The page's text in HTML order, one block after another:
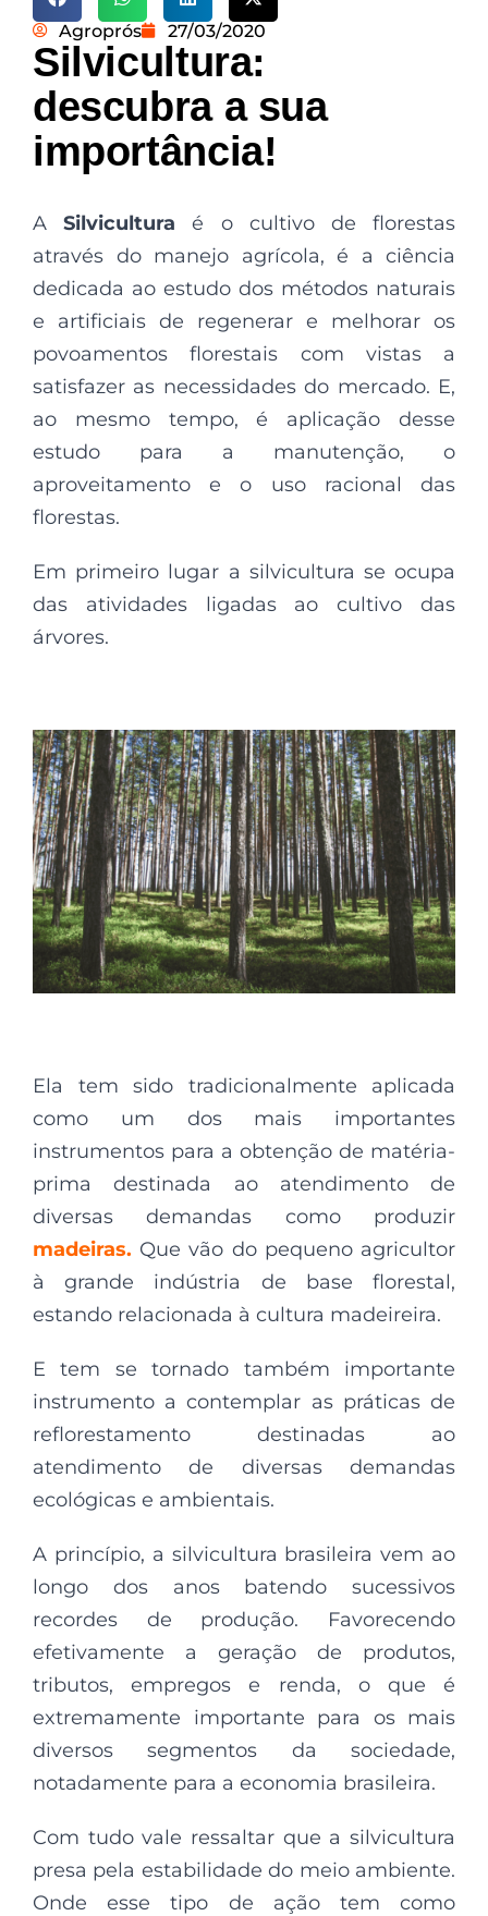
Agroprós 27/03/2020
Silvicultura:
descubra a sua
importância!
ASilviculturaé o cultivo de florestas
através do manejo agrícola, é a ciência
dedicada ao estudo dos métodos naturais
e artificiais de regenerar e melhorar os
povoamentos florestais com vistas a
satisfazer as necessidades do mercado. E,
ao mesmo tempo, é aplicação desse
estudo para a manutenção, o
aproveitamento e o uso racional das
florestas.
Em primeiro lugar a silvicultura se ocupa
das atividades ligadas ao cultivo das
árvores.
Ela tem sido tradicionalmente aplicada
como um dos mais importantes
instrumentos para a obtenção de matéria-
prima destinada ao atendimento de
diversas demandas como produzir
madeiras. Que vão do pequeno agricultor
à grande indústria de base florestal,
estando relacionada à cultura madeireira.
E tem se tornado também importante
instrumento a contemplar as práticas de
reflorestamento destinadas ao
atendimento de diversas demandas
ecológicas e ambientais.
A princípio, a silvicultura brasileira vem ao
longo dos anos batendo sucessivos
recordes de produção. Favorecendo
efetivamente a geração de produtos,
tributos, empregos e renda, o que é
extremamente importante para os mais
diversos segmentos da sociedade,
notadamente para a economia brasileira.
Com tudo vale ressaltar que a silvicultura
presa pela estabilidade do meio ambiente.
Onde esse tipo de ação tem como